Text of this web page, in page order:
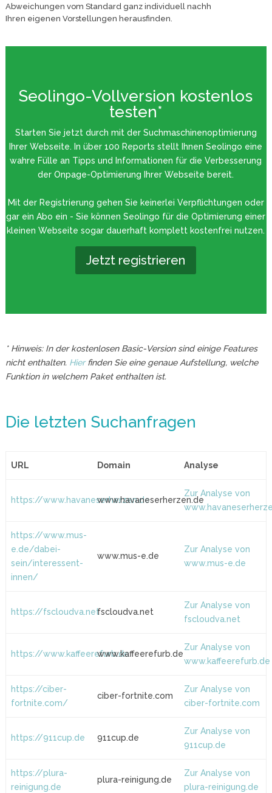
Abweichungen vom Standard ganz individuell nachh
Ihren eigenen Vorstellungen herausfinden.
Seolingo-Vollversion kostenlos
testen*
Starten Sie jetzt durch mit der Suchmaschinenoptimierung
Ihrer Webseite. In über 100 Reports stellt Ihnen Seolingo eine
wahre Fülle an Tipps und Informationen für die Verbesserung
der Onpage-Optimierung Ihrer Webseite bereit.
Mit der Registrierung gehen Sie keinerlei Verpflichtungen oder
gar ein Abo ein - Sie können Seolingo für die Optimierung einer
kleinen Webseite sogar dauerhaft komplett kostenfrei nutzen.
Jetzt registrieren
* Hinweis: In der kostenlosen Basic-Version sind einige Features
nicht enthalten. Hierfinden Sie eine genaue Aufstellung, welche
Funktion in welchem Paket enthalten ist.
Die letzten Suchanfragen
URL Domain Analyse
https://www.havaneserherzen.dewww.havaneserherzen.de
Zur Analyse von
https://www.mus-
e.de/dabei-
sein/interessent-
innen/
www.mus-e.de
Zur Analyse von
www.mus-e.de
https://fscloudva.netfscloudva.net
Zur Analyse von
fscloudva.net
https://www.kaffeerefurb.dewww.kaffeerefurb.de
Zur Analyse von
www.kaffeerefurb.de
https://ciber-
fortnite.com/
ciber-fortnite.com
Zur Analyse von
ciber-fortnite.com
https://911cup.de 911cup.de
Zur Analyse von
911cup.de
https://plura-
reinigung.de
plura-reinigung.de
Zur Analyse von
plura-reinigung.de